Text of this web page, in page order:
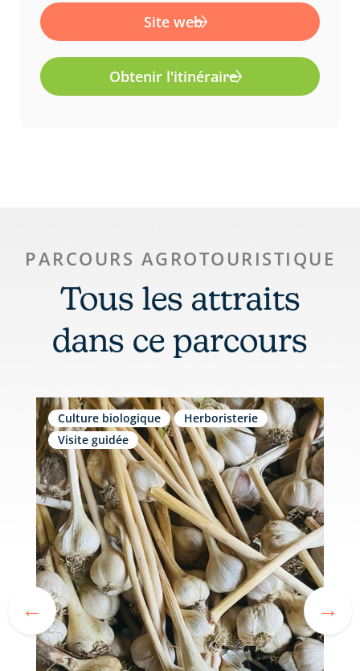
e
b
o
o
k
t
a
g
r
a
Site web
Obtenir l'itinéraire
PARCOURS AGROTOURISTIQUE
Tous les attraits
dans ce parcours
Culture biologique
Herboristerie
Visite guidée